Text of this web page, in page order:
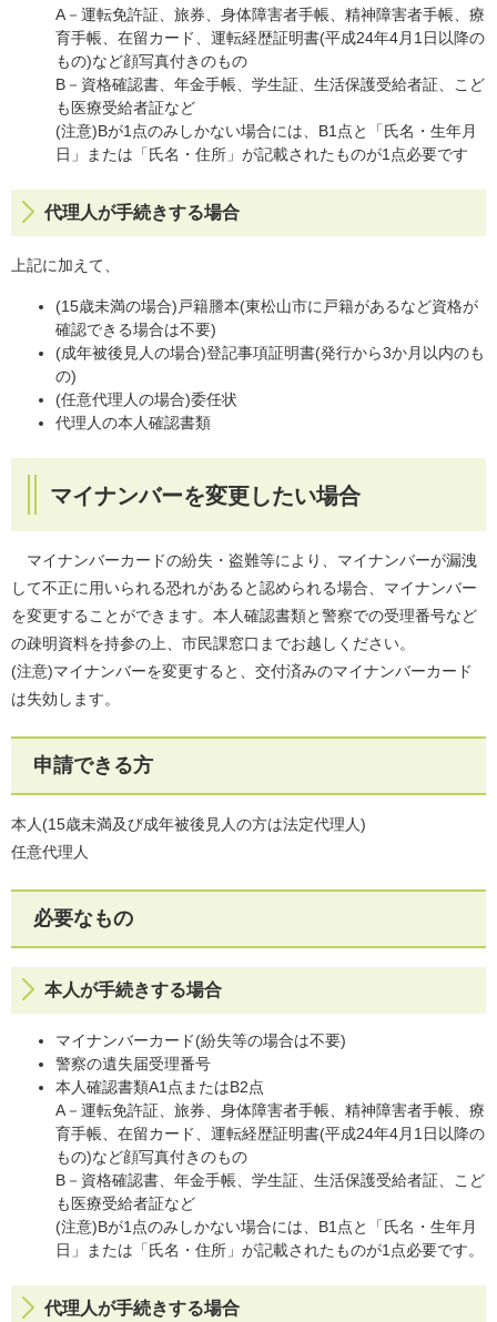
A－運転免許証、旅券、身体障害者手帳、精神障害者手帳、療
育手帳、在留カード、運転経歴証明書(平成24年4月1日以降の
もの)など顔写真付きのもの
B－資格確認書、年金手帳、学生証、生活保護受給者証、こど
も医療受給者証など
(注意)Bが1点のみしかない場合には、B1点と「氏名・生年月
日」または「氏名・住所」が記載されたものが1点必要です
代理人が手続きする場合
上記に加えて、
(15歳未満の場合)戸籍謄本(東松山市に戸籍があるなど資格が
確認できる場合は不要)
(成年被後見人の場合)登記事項証明書(発行から3か月以内のも
の)
(任意代理人の場合)委任状
代理人の本人確認書類
マイナンバーを変更したい場合
マイナンバーカードの紛失・盗難等により、マイナンバーが漏洩
して不正に用いられる恐れがあると認められる場合、マイナンバー
を変更することができます。本人確認書類と警察での受理番号など
の疎明資料を持参の上、市民課窓口までお越しください。
(注意)マイナンバーを変更すると、交付済みのマイナンバーカード
は失効します。
申請できる方
本人(15歳未満及び成年被後見人の方は法定代理人)
任意代理人
必要なもの
本人が手続きする場合
マイナンバーカード(紛失等の場合は不要)
警察の遺失届受理番号
本人確認書類A1点またはB2点
A－運転免許証、旅券、身体障害者手帳、精神障害者手帳、療
育手帳、在留カード、運転経歴証明書(平成24年4月1日以降の
もの)など顔写真付きのもの
B－資格確認書、年金手帳、学生証、生活保護受給者証、こど
も医療受給者証など
(注意)Bが1点のみしかない場合には、B1点と「氏名・生年月
日」または「氏名・住所」が記載されたものが1点必要です。
代理人が手続きする場合